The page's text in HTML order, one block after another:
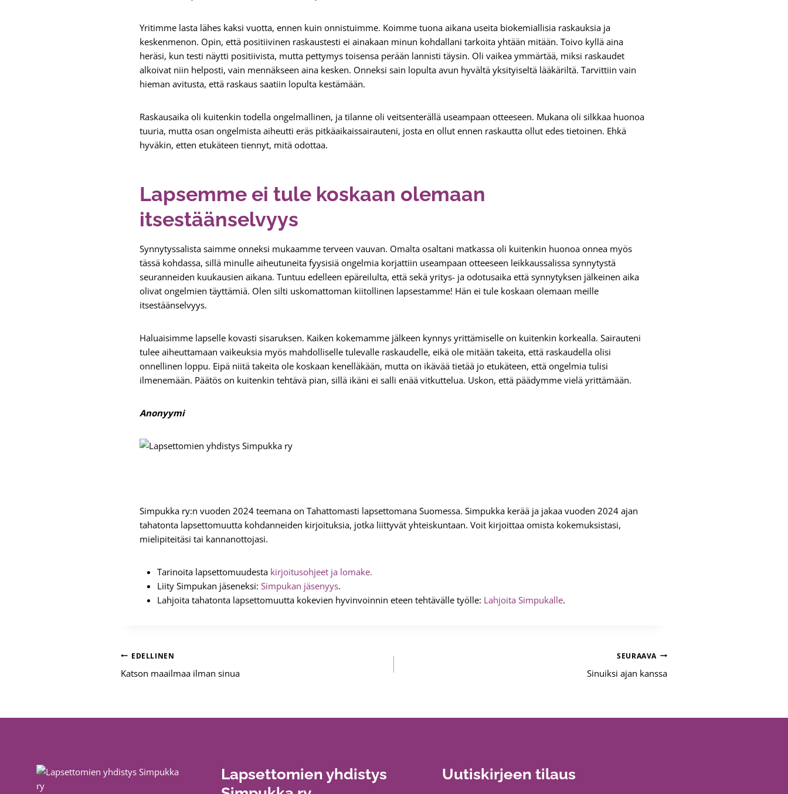
Yritimme lasta lähes kaksi vuotta, ennen kuin onnistuimme. Koimme tuona aikana useita biokemiallisia raskauksia ja
keskenmenon. Opin, että positiivinen raskaustesti ei ainakaan minun kohdallani tarkoita yhtään mitään. Toivo kyllä aina
heräsi, kun testi näytti positiivista, mutta pettymys toisensa perään lannisti täysin. Oli vaikea ymmärtää, miksi raskaudet
alkoivat niin helposti, vain mennäkseen aina kesken. Onneksi sain lopulta avun hyvältä yksityiseltä lääkäriltä. Tarvittiin vain
hieman avitusta, että raskaus saatiin lopulta kestämään.
Raskausaika oli kuitenkin todella ongelmallinen, ja tilanne oli veitsenterällä useampaan otteeseen. Mukana oli silkkaa huonoa
tuuria, mutta osan ongelmista aiheutti eräs pitkäaikaissairauteni, josta en ollut ennen raskautta ollut edes tietoinen. Ehkä
hyväkin, etten etukäteen tiennyt, mitä odottaa.
Lapsemme ei tule koskaan olemaan
itsestäänselvyys
Synnytyssalista saimme onneksi mukaamme terveen vauvan. Omalta osaltani matkassa oli kuitenkin huonoa onnea myös
tässä kohdassa, sillä minulle aiheutuneita fyysisiä ongelmia korjattiin useampaan otteeseen leikkaussalissa synnytystä
seuranneiden kuukausien aikana. Tuntuu edelleen epäreilulta, että sekä yritys- ja odotusaika että synnytyksen jälkeinen aika
olivat ongelmien täyttämiä. Olen silti uskomattoman kiitollinen lapsestamme! Hän ei tule koskaan olemaan meille
itsestäänselvyys.
Haluaisimme lapselle kovasti sisaruksen. Kaiken kokemamme jälkeen kynnys yrittämiselle on kuitenkin korkealla. Sairauteni
tulee aiheuttamaan vaikeuksia myös mahdolliselle tulevalle raskaudelle, eikä ole mitään takeita, että raskaudella olisi
onnellinen loppu. Eipä niitä takeita ole koskaan kenelläkään, mutta on ikävää tietää jo etukäteen, että ongelmia tulisi
ilmenemään. Päätös on kuitenkin tehtävä pian, sillä ikäni ei salli enää vitkuttelua. Uskon, että päädymme vielä yrittämään.
Anonyymi
Simpukka ry:n vuoden 2024 teemana on Tahattomasti lapsettomana Suomessa. Simpukka kerää ja jakaa vuoden 2024 ajan
tahatonta lapsettomuutta kohdanneiden kirjoituksia, jotka liittyvät yhteiskuntaan. Voit kirjoittaa omista kokemuksistasi,
mielipiteitäsi tai kannanottojasi.
Tarinoita lapsettomuudesta kirjoitusohjeet ja lomake.
Liity Simpukan jäseneksi: Simpukan jäsenyys.
Lahjoita tahatonta lapsettomuutta kokevien hyvinvoinnin eteen tehtävälle työlle: Lahjoita Simpukalle.
Artikkelien
selaus
EDELLINEN
Katson maailmaa ilman sinua
SEURAAVA
Sinuiksi ajan kanssa
Lapsettomien yhdistys
Uutiskirjeen tilaus